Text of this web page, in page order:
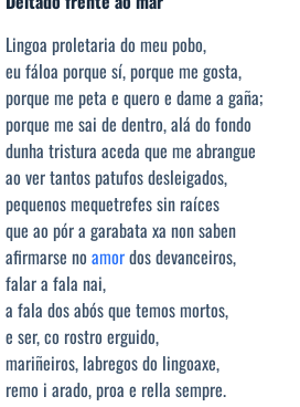
Lingoa proletaria do meu pobo,
eu fáloa porque sí, porque me gosta,
porque me peta e quero e dame a gaña;
porque me sai de dentro, alá do fondo
dunha tristura aceda que me abrangue
ao ver tantos patufos desleigados,
pequenos mequetrefes sin raíces
que ao pór a garabata xa non saben
afirmarse no amordos devanceiros,
falar a fala nai,
a fala dos abós que temos mortos,
e ser, co rostro erguido,
mariñeiros, labregos do lingoaxe,
remo i arado, proa e rella sempre.